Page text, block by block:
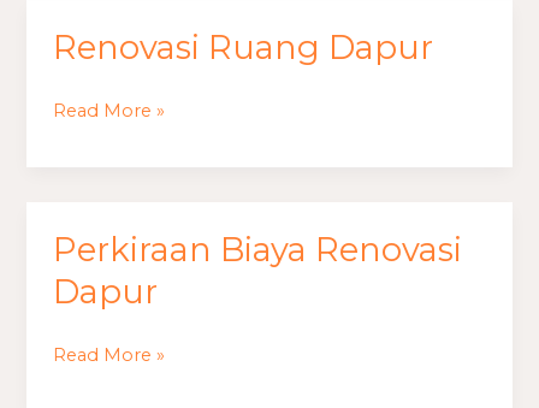
Renovasi Ruang Dapur
Renovasi Ruang Dapur
Read More »
Perkiraan Biaya Renovasi
Dapur
Perkiraan
Biaya
Renovasi
Read More »